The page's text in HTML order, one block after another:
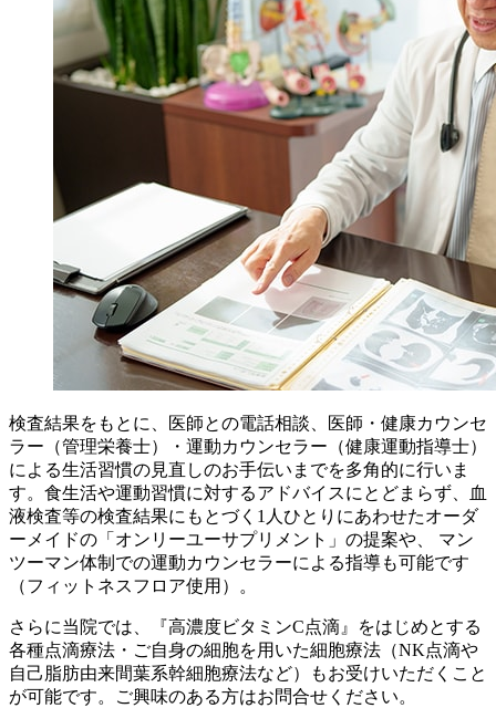
検査結果をもとに、医師との電話相談、医師・健康カウンセ
ラー（管理栄養士）・運動カウンセラー（健康運動指導士）
による生活習慣の見直しのお手伝いまでを多角的に行いま
す。食生活や運動習慣に対するアドバイスにとどまらず、血
液検査等の検査結果にもとづく1人ひとりにあわせたオーダ
ーメイドの「オンリーユーサプリメント」の提案や、 マン
ツーマン体制での運動カウンセラーによる指導も可能です
（フィットネスフロア使用）。
さらに当院では、『高濃度ビタミンC点滴』をはじめとする
各種点滴療法・ご自身の細胞を用いた細胞療法（NK点滴や
自己脂肪由来間葉系幹細胞療法など）もお受けいただくこと
が可能です。ご興味のある方はお問合せください。